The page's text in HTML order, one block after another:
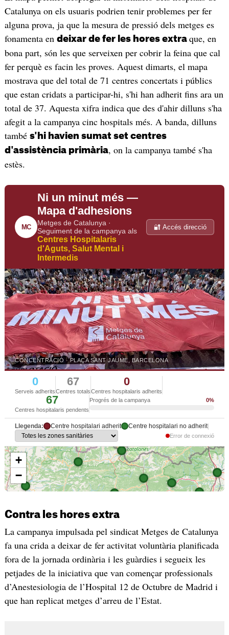
Catalunya on els usuaris podrien tenir problemes per fer
alguna prova, ja que la mesura de pressió dels metges es
fonamenta en deixar de fer les hores extra que, en
bona part, són les que serveixen per cobrir la feina que cal
fer perquè es facin les proves. Aquest dimarts, el mapa
mostrava que del total de 71 centres concertats i públics
que estan cridats a participar-hi, s'hi han adherit fins ara un
total de 37. Aquesta xifra indica que des d'ahir dilluns s'ha
afegit a la campanya cinc hospitals més. A banda, dilluns
també s'hi havien sumat set centres
d'assistència primària, on la campanya també s'ha
estès.
Contra les hores extra
La campanya impulsada pel sindicat Metges de Catalunya
fa una crida a deixar de fer activitat voluntària planificada
fora de la jornada ordinària i les guàrdies i segueix les
petjades de la iniciativa que van començar professionals
d’Anestesiologia de l’Hospital 12 de Octubre de Madrid i
que han replicat metges d’arreu de l’Estat.